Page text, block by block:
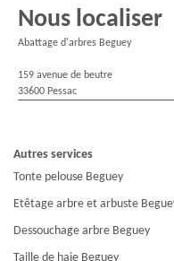
Nous localiser
Abattage d'arbres Beguey
159 avenue de beutre
33600 Pessac
Autres services
Tonte pelouse Beguey
Etêtage arbre et arbuste
Dessouchage arbre Beguey
Taille de haie Beguey